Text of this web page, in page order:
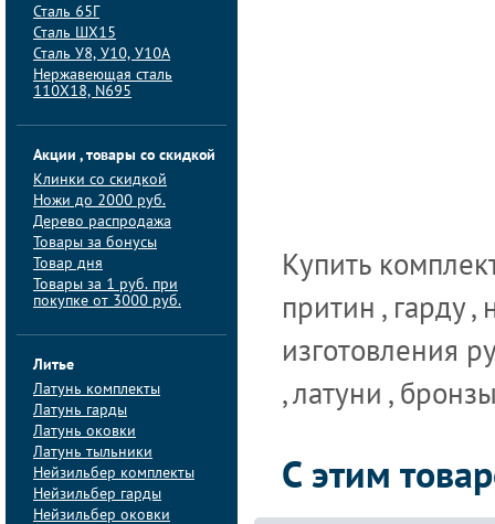
Сталь 65Г
Сталь ШХ15
Сталь У8, У10, У10А
Нержавеющая сталь
110Х18, N695
Акции , товары со скидкой
Клинки со скидкой
Ножи до 2000 руб.
Дерево распродажа
Товары за бонусы
Товар дня
Товары за 1 руб. при
покупке от 3000 руб.
Литье
Латунь комплекты
Латунь гарды
Латунь оковки
Латунь тыльники
Нейзильбер комплекты
Нейзильбер гарды
Нейзильбер оковки
Купить
притин , гарду
изготовления
, латуни ,
С этим